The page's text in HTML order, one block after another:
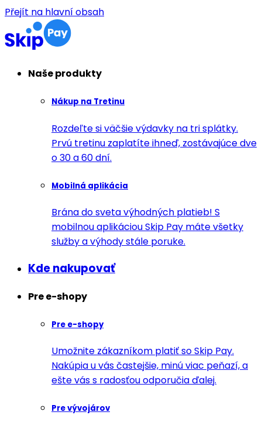
Přejít na hlavní obsah
Naše produkty
Nákup na Tretinu
Rozdeľte si väčšie výdavky na tri splátky.
Prvú tretinu zaplatíte ihneď, zostávajúce dve
o 30 a 60 dní.
Mobilná aplikácia
Brána do sveta výhodných platieb! S
mobilnou aplikáciou Skip Pay máte všetky
služby a výhody stále poruke.
Kde nakupovať
Pre e-shopy
Pre e-shopy
Umožnite zákazníkom platiť so Skip Pay.
Nakúpia u vás častejšie, minú viac peňazí, a
ešte vás s radosťou odporučia ďalej.
Pre vývojárov